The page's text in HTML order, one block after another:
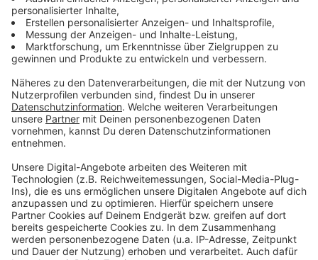
Landtagsdebatte Hochwasserschutz: So steht es um
Leverkusen
Wartungsarbeiten: Sendeausfall bei Radio Leverkusen
EM: Leverkusen unterstützt Sicherheitskonzept
Anzeige
Anzeige